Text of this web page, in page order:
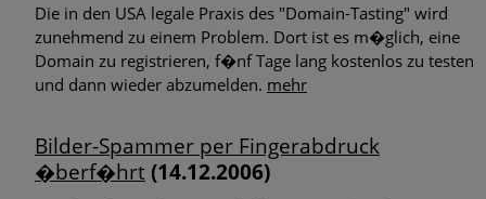
Die in den USA legale Praxis des "Domain-Tasting" wird
zunehmend zu einem Problem. Dort ist es m�glich, eine
Domain zu registrieren, f�nf Tage lang kostenlos zu testen
und dann wieder abzumelden. mehr
Bilder-Spammer per Fingerabdruck
�berf�hrt(14.12.2006)